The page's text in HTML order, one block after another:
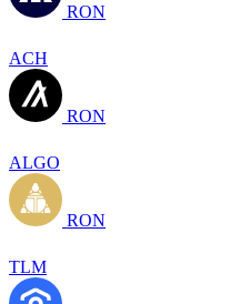
RON
ACH
RON
ALGO
RON
TLM